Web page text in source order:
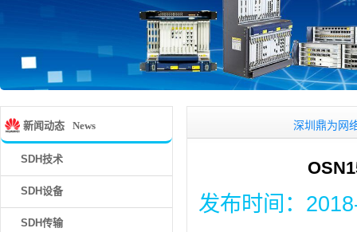
新闻动态 News
SDH技术
SDH设备
SDH传输
深圳鼎为网络科,一
发布时间：